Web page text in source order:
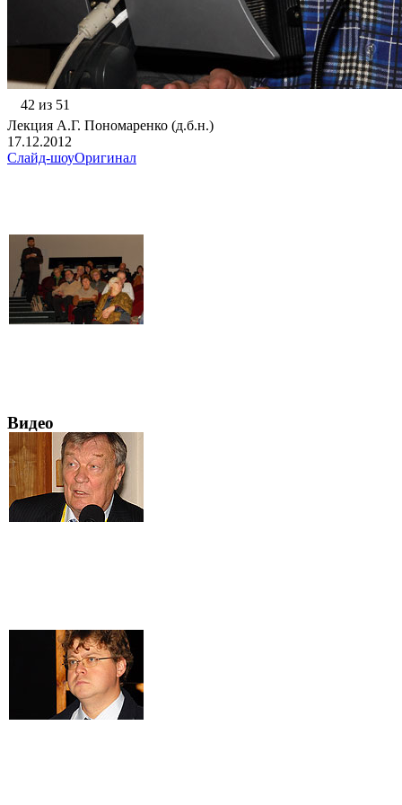
42 из 51
Лекция А.Г. Пономаренко (д.б.н.)
17.12.2012
Слайд-шоуОригинал
Видео